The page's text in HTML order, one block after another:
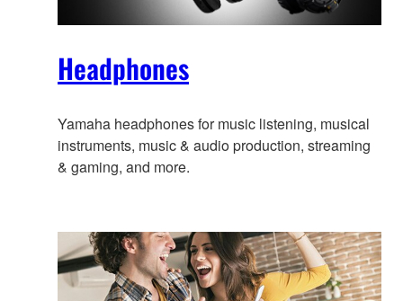
Headphones
Yamaha headphones for music listening, musical
instruments, music & audio production, streaming
& gaming, and more.